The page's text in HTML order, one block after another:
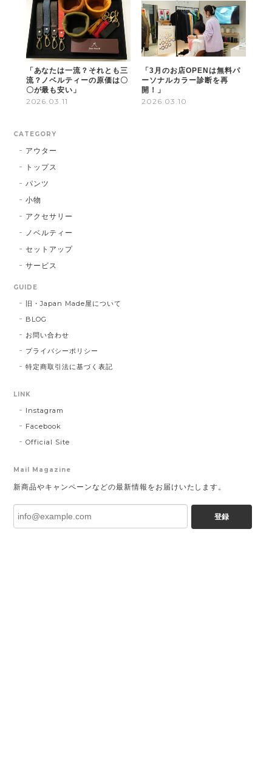
「あなたは一流？それとも三
流？ノベルティーの原価は〇
〇が最も安い」
2026.03.11
「3月のお店OPENは無料パ
ーソナルカラー診断を再
開！」
2026.03.10
CATEGORY
アウター
トップス
パンツ
小物
アクセサリー
ノベルティー
セットアップ
サービス
GUIDE
旧・Japan Made屋について
BLOG
お問い合わせ
プライバシーポリシー
特定商取引法に基づく表記
LINK
Instagram
Facebook
Official Site
Mail Magazine
新商品やキャンペーンなどの最新情報をお届けいたします。
登録